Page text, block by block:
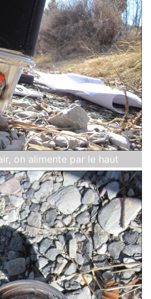
on alimente par le haut